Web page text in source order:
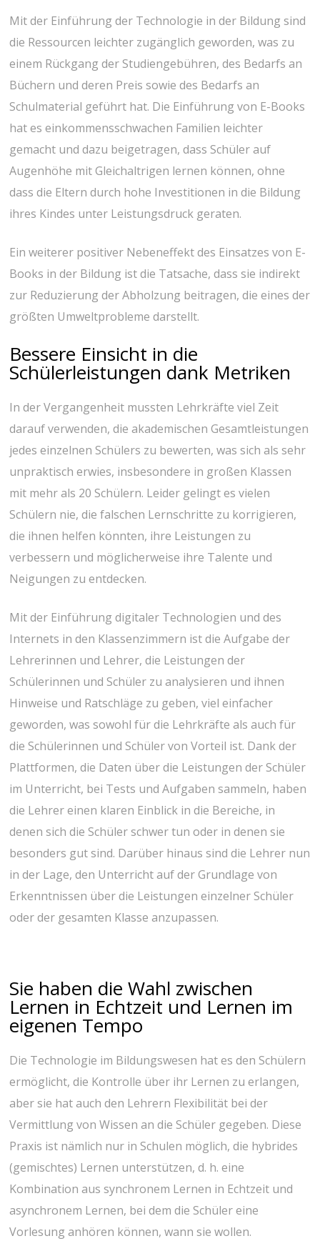
Mit der Einführung der Technologie in der Bildung sind
die Ressourcen leichter zugänglich geworden, was zu
einem Rückgang der Studiengebühren, des Bedarfs an
Büchern und deren Preis sowie des Bedarfs an
Schulmaterial geführt hat. Die Einführung von E-Books
hat es einkommensschwachen Familien leichter
gemacht und dazu beigetragen, dass Schüler auf
Augenhöhe mit Gleichaltrigen lernen können, ohne
dass die Eltern durch hohe Investitionen in die Bildung
ihres Kindes unter Leistungsdruck geraten.
Ein weiterer positiver Nebeneffekt des Einsatzes von E-
Books in der Bildung ist die Tatsache, dass sie indirekt
zur Reduzierung der Abholzung beitragen, die eines der
größten Umweltprobleme darstellt.
Bessere Einsicht in die
Schülerleistungen dank Metriken
In der Vergangenheit mussten Lehrkräfte viel Zeit
darauf verwenden, die akademischen Gesamtleistungen
jedes einzelnen Schülers zu bewerten, was sich als sehr
unpraktisch erwies, insbesondere in großen Klassen
mit mehr als 20 Schülern. Leider gelingt es vielen
Schülern nie, die falschen Lernschritte zu korrigieren,
die ihnen helfen könnten, ihre Leistungen zu
verbessern und möglicherweise ihre Talente und
Neigungen zu entdecken.
Mit der Einführung digitaler Technologien und des
Internets in den Klassenzimmern ist die Aufgabe der
Lehrerinnen und Lehrer, die Leistungen der
Schülerinnen und Schüler zu analysieren und ihnen
Hinweise und Ratschläge zu geben, viel einfacher
geworden, was sowohl für die Lehrkräfte als auch für
die Schülerinnen und Schüler von Vorteil ist. Dank der
Plattformen, die Daten über die Leistungen der Schüler
im Unterricht, bei Tests und Aufgaben sammeln, haben
die Lehrer einen klaren Einblick in die Bereiche, in
denen sich die Schüler schwer tun oder in denen sie
besonders gut sind. Darüber hinaus sind die Lehrer nun
in der Lage, den Unterricht auf der Grundlage von
Erkenntnissen über die Leistungen einzelner Schüler
oder der gesamten Klasse anzupassen.
Sie haben die Wahl zwischen
Lernen in Echtzeit und Lernen im
eigenen Tempo
Die Technologie im Bildungswesen hat es den Schülern
ermöglicht, die Kontrolle über ihr Lernen zu erlangen,
aber sie hat auch den Lehrern Flexibilität bei der
Vermittlung von Wissen an die Schüler gegeben. Diese
Praxis ist nämlich nur in Schulen möglich, die hybrides
(gemischtes) Lernen unterstützen, d. h. eine
Kombination aus synchronem Lernen in Echtzeit und
asynchronem Lernen, bei dem die Schüler eine
Vorlesung anhören können, wann sie wollen.